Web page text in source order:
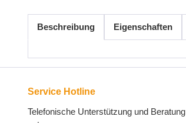
Beschreibung Eigenschaften
Service Hotline
Telefonische Unterstützung und Beratung